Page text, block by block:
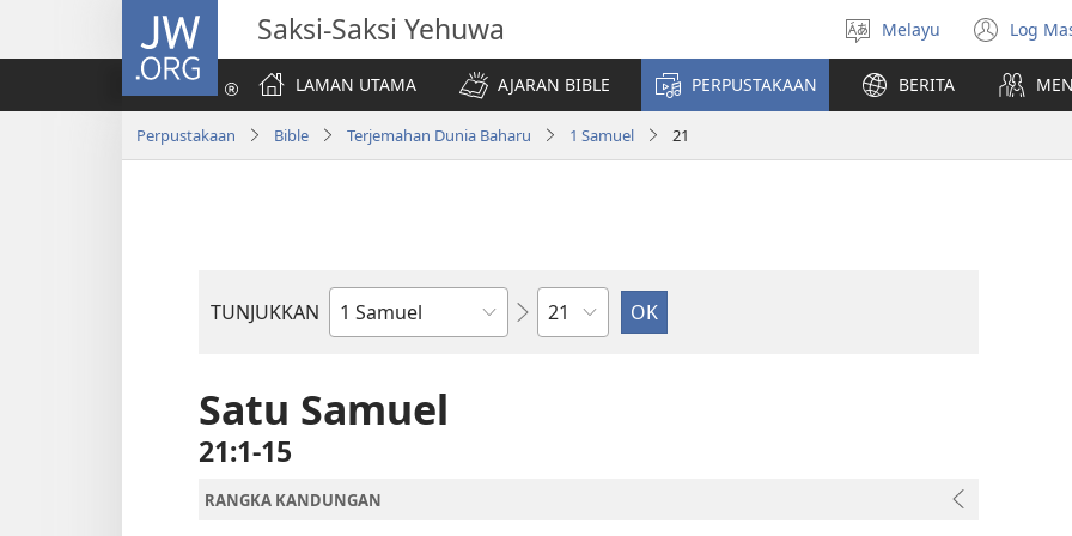
JW.ORG Saksi-Saksi Yehuwa
Pilih
Bahasa
Melayu Log
LAMAN UTAMA
AJARAN BIBLE PERPUSTAKAAN BERITA
Perpustakaan Bible Terjemahan Dunia Baharu 1 Samuel 21
TUNJUKKAN
Buku
Bab
Satu Samuel
21:1-15
RANGKA KANDUNGAN